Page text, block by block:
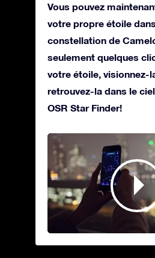
Vous pouvez
votre propre étoile
constellation de
seulement quelques
votre étoile, visionnez-
retrouvez-la dans le
OSR Star Finder!